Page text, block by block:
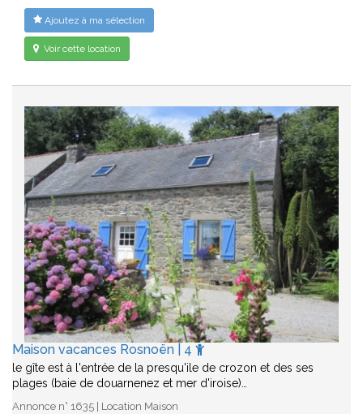
Ajoutez à ma sélection
Voir cette location
Maison vacances Rosnoën | 4
le gîte est à l'entrée de la presqu'ile de crozon et des ses
plages (baie de douarnenez et mer d'iroise)…
Annonce n° 1635 | Location Maison